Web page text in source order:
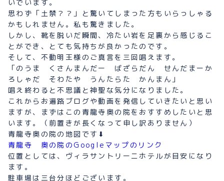
いでいます。
思わず「土禁？？」と驚いてしまった方もいらっしゃる
かもしれません。私も驚きました。
しかし、靴を脱いだ瞬間、冷たい岩を足裏から感じるこ
とができ、とても気持ちが良かったのです。
そして、不動明王様のご真言を三回唱えます。
「のうま くさんまんだー ばざらだん せんだまーか
ろしゃだ そわたや うんたらた かんまん」
唱え終わると不思議と神聖な気分になりました。
これからお遍路ブログや動画を発信していきたいと思い
ますが、まずはこの青龍寺奥の院をおすすめしたいと思
います。（前置きが長くなって申し訳ありません）
青龍寺奥の院の地図です⬇︎
青龍寺 奥の院のGoogleマップのリンク
位置としては、ヴィラサントリーニホテルが目安になり
ます。
駐車場は三台分ほどございます。